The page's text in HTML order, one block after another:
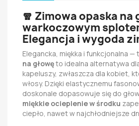
🧣 Zimowa opaska na
warkoczowym
Elegancja i wygoda
Elegancka, miękka i funkcjonalna —
na głowęto idealna alternatywa
kapeluszy, zwłaszcza dla kobiet,
włosy. Dzięki elastycznemu
doskonale dopasowuje się do
miękkie ocieplenie w środku
ciepło, nawet w najchłodniejsze